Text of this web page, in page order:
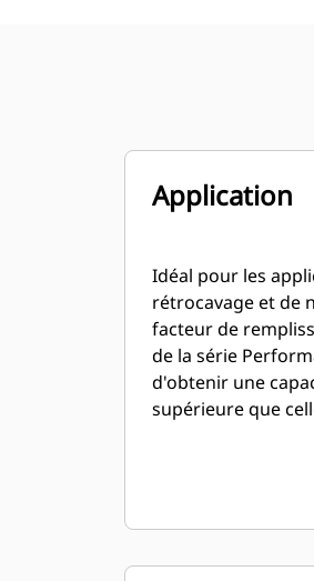
Application
Idéal pour les
rétrocavage et de
facteur de
de la série
d'obtenir une
supérieure que